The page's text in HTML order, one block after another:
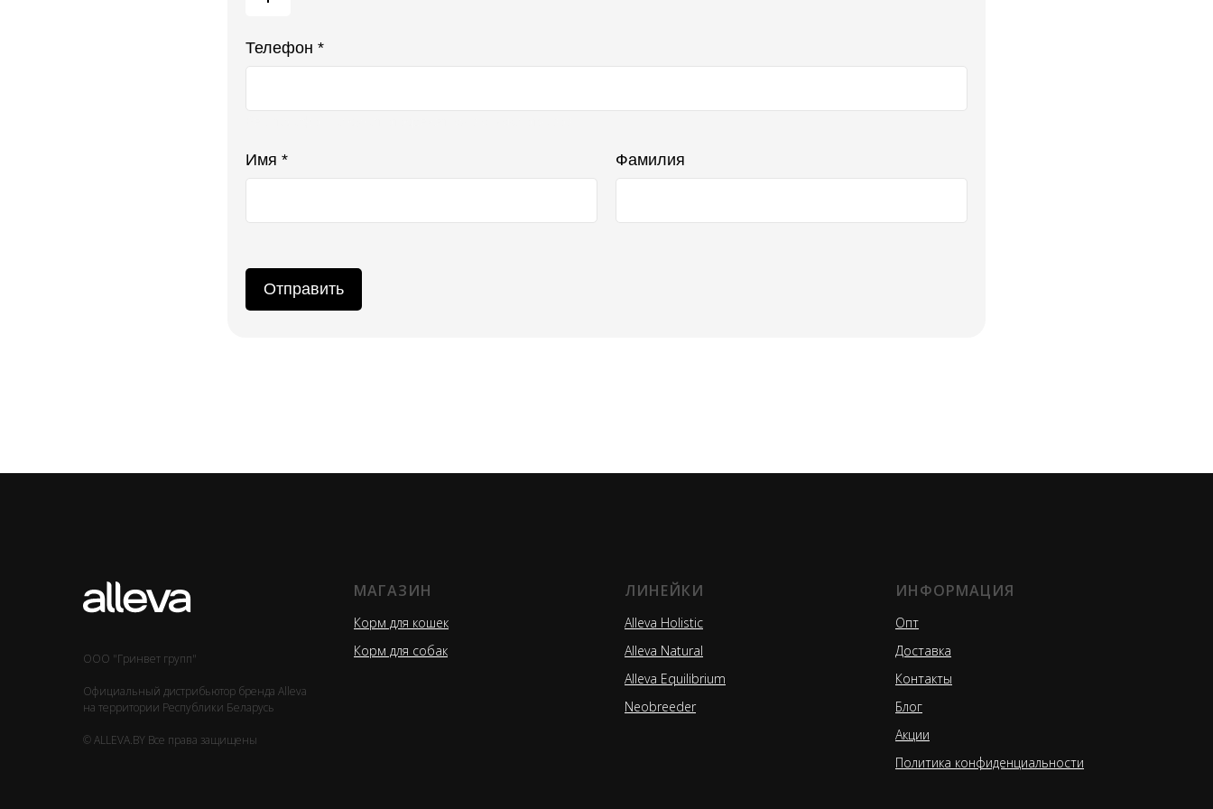
Телефон *
Имя * Фамилия
Отправить
ООО "Гринвет групп"
Официальный дистрибьютор бренда Alleva
на территории Республики Беларусь
© ALLEVA.BY Все права защищены
МАГАЗИН
Корм для кошек
Корм для собак
ЛИНЕЙКИ
Alleva Holistic
Alleva Natural
Alleva Equilibrium
Neobreeder
ИНФОРМАЦИЯ
Опт
Доставка
Контакты
Блог
Акции
Политика конфиденциальности